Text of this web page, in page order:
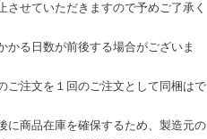
せていただきますので予めご了承く
る日数が前後する場合がございま
注文を１回のご注文として同梱はで
商品在庫を確保するため、製造元の